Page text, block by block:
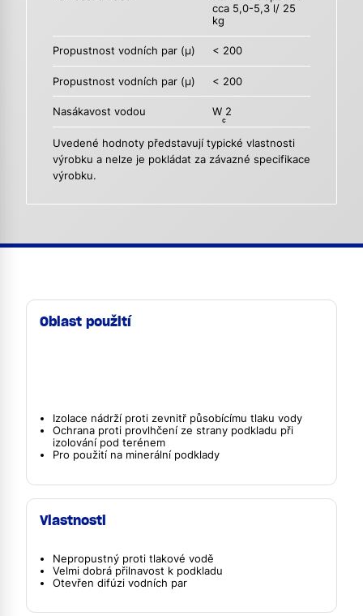
cca 5,0-5,3 l/ 25
kg
Propustnost vodních par (µ) < 200
Propustnost vodních par (µ) < 200
Nasákavost vodou W
c
2
Uvedené hodnoty představují typické vlastnosti
výrobku a nelze je pokládat za závazné specifikace
výrobku.
Oblast použití
Izolace nádrží proti zevnitř působícímu tlaku vody
Ochrana proti provlhčení ze strany podkladu při
izolování pod terénem
Pro použití na minerální podklady
Vlastnosti
Nepropustný proti tlakové vodě
Velmi dobrá přilnavost k podkladu
Otevřen difúzi vodních par